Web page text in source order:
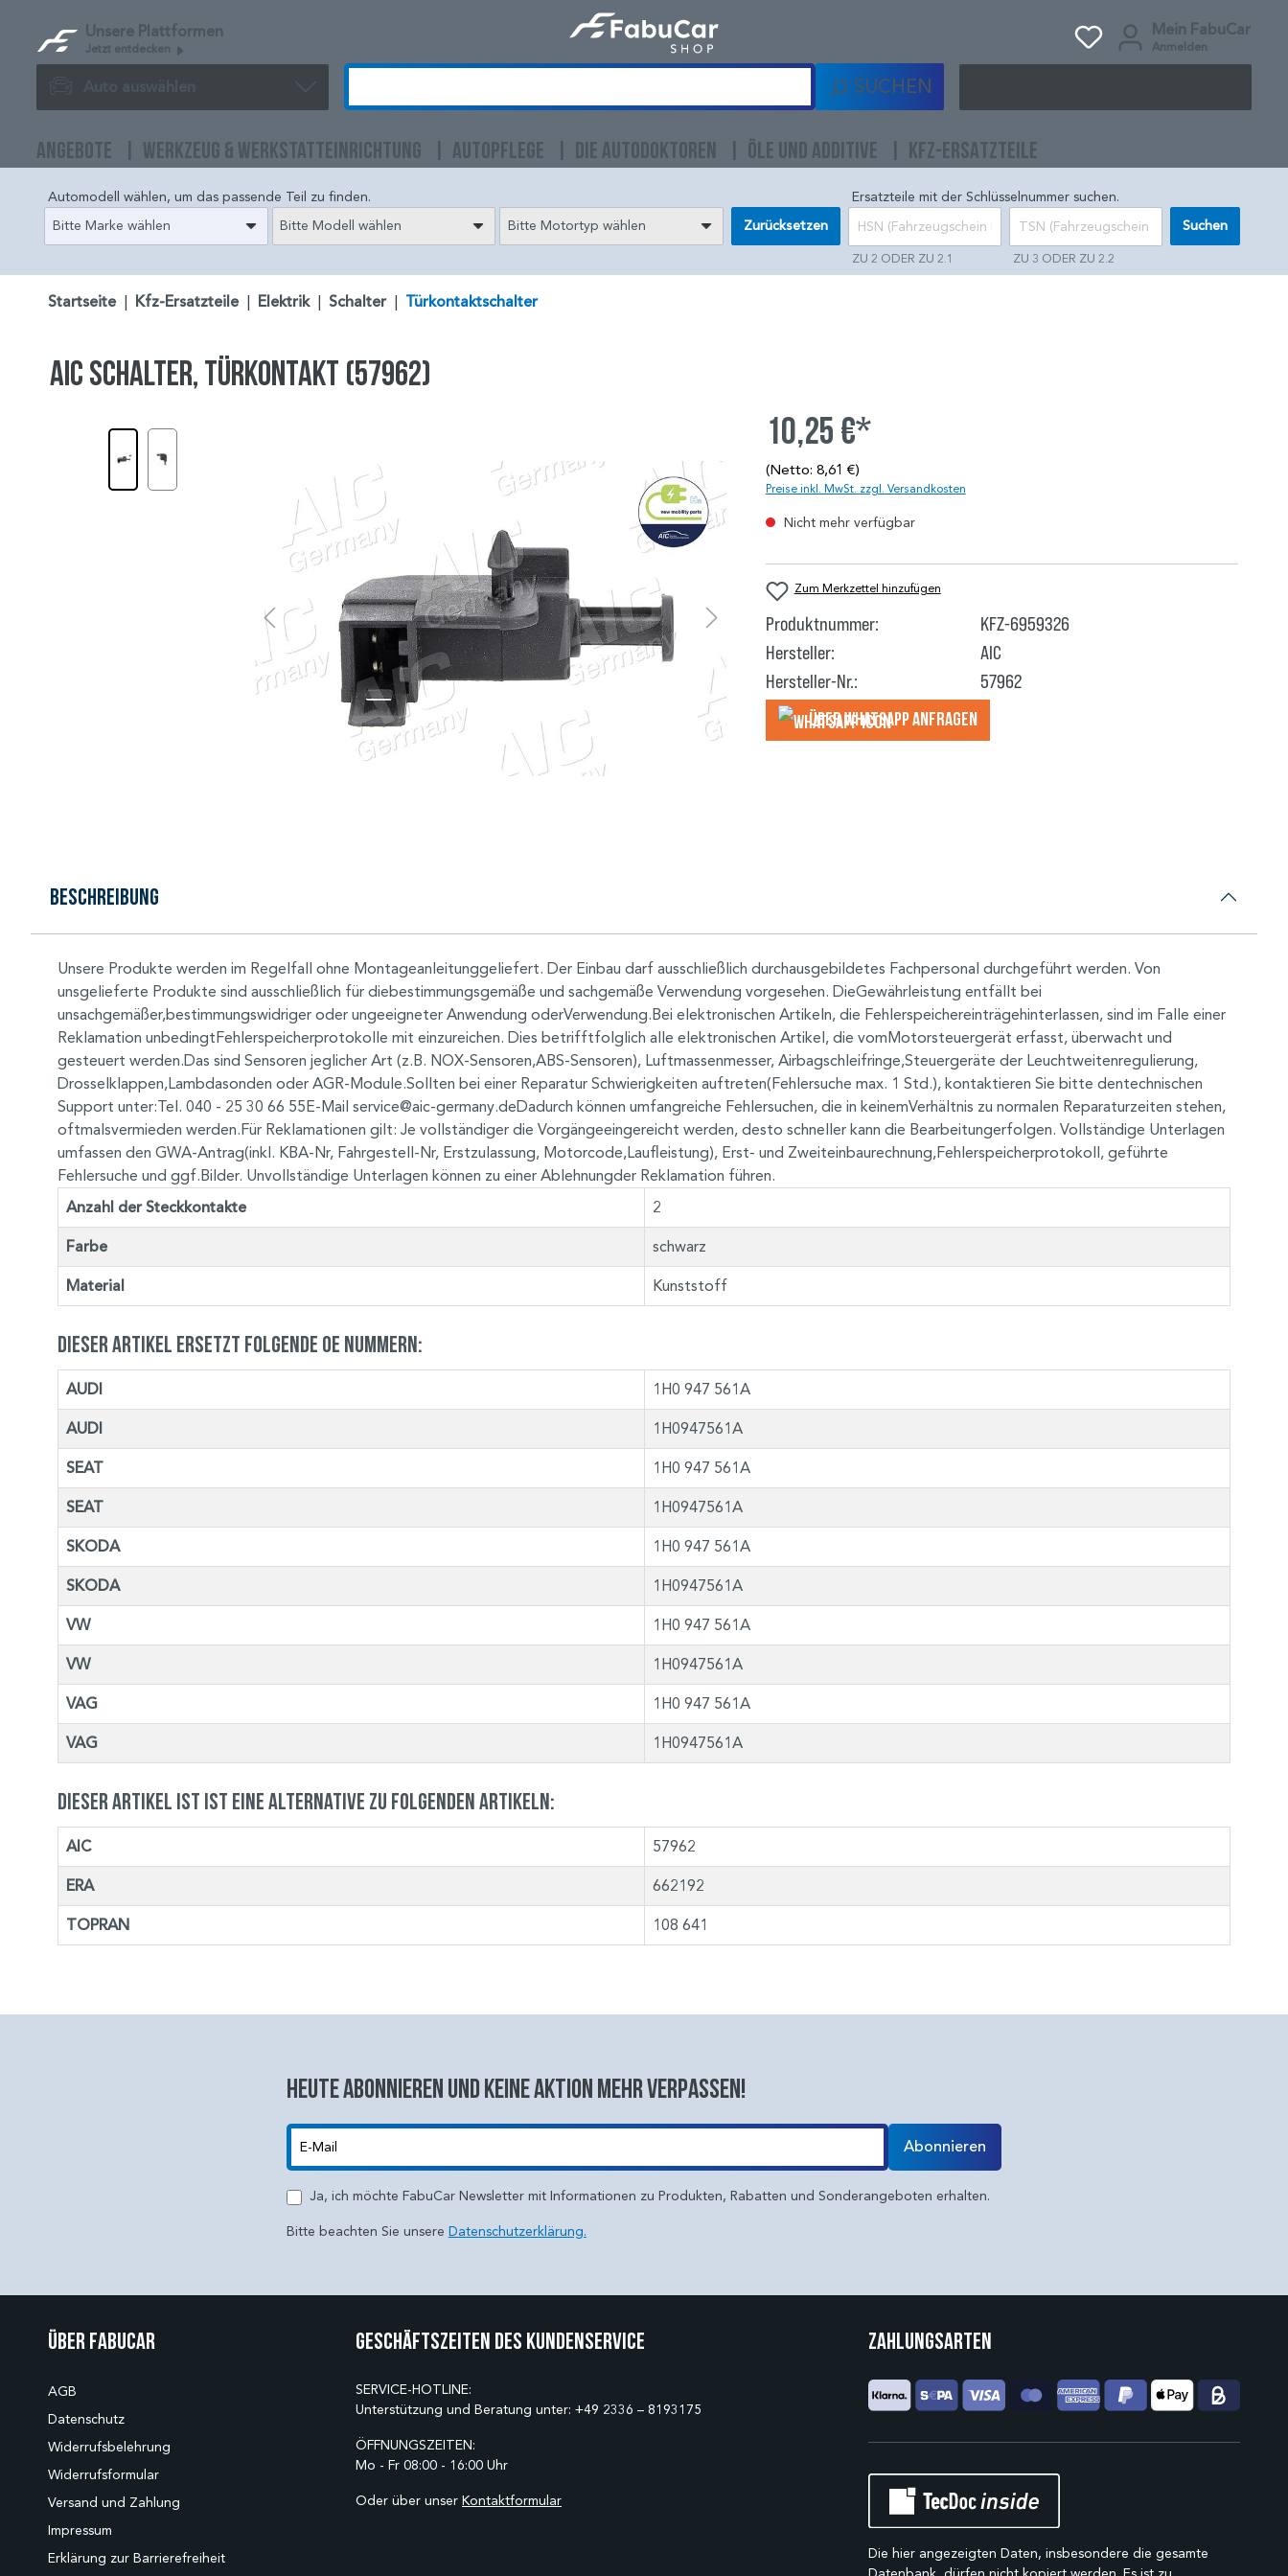
Unsere Plattformen
Jetzt entdecken
Mein FabuCar
Anmelden
Auto auswählen SUCHEN
ANGEBOTE WERKZEUG & WERKSTATTEINRICHTUNG AUTOPFLEGE DIE AUTODOKTOREN ÖLE UND ADDITIVE KFZ-ERSATZTEILE
Automodell wählen, um das passende Teil zu finden.
Bitte Marke wählen
Bitte Modell wählen Bitte Motortyp wählen Zurücksetzen
Ersatzteile mit der Schlüsselnummer suchen.
ZU 2 ODER ZU 2.1 ZU 3 ODER ZU 2.2
Suchen
Startseite Kfz-Ersatzteile Elektrik Schalter Türkontaktschalter
AIC Schalter, Türkontakt (57962)
10,25 €*
(Netto: 8,61 €)
Preise inkl. MwSt. zzgl. Versandkosten
Nicht mehr verfügbar
Zum Merkzettel hinzufügen
Produktnummer:
KFZ-6959326
Hersteller:
AIC
Hersteller-Nr.:
57962
Über WhatsApp anfragеn
Beschreibung
Unsere Produkte werden im Regelfall ohne Montageanleitunggeliefert. Der Einbau darf ausschließlich durchausgebildetes Fachpersonal durchgeführt werden. Von
unsgelieferte Produkte sind ausschließlich für diebestimmungsgemäße und sachgemäße Verwendung vorgesehen. DieGewährleistung entfällt bei
unsachgemäßer,bestimmungswidriger oder ungeeigneter Anwendung oderVerwendung.Bei elektronischen Artikeln, die Fehlerspeichereinträgehinterlassen, sind im Falle einer
Reklamation unbedingtFehlerspeicherprotokolle mit einzureichen. Dies betrifftfolglich alle elektronischen Artikel, die vomMotorsteuergerät erfasst, überwacht und
gesteuert werden.Das sind Sensoren jeglicher Art (z.B. NOX-Sensoren,ABS-Sensoren), Luftmassenmesser, Airbagschleifringe,Steuergeräte der Leuchtweitenregulierung,
Drosselklappen,Lambdasonden oder AGR-Module.Sollten bei einer Reparatur Schwierigkeiten auftreten(Fehlersuche max. 1 Std.), kontaktieren Sie bitte dentechnischen
Support unter:Tel. 040 - 25 30 66 55E-Mail service@aic-germany.deDadurch können umfangreiche Fehlersuchen, die in keinemVerhältnis zu normalen Reparaturzeiten stehen,
oftmalsvermieden werden.Für Reklamationen gilt: Je vollständiger die Vorgängeeingereicht werden, desto schneller kann die Bearbeitungerfolgen. Vollständige Unterlagen
umfassen den GWA-Antrag(inkl. KBA-Nr, Fahrgestell-Nr, Erstzulassung, Motorcode,Laufleistung), Erst- und Zweiteinbaurechnung,Fehlerspeicherprotokoll, geführte
Fehlersuche und ggf.Bilder. Unvollständige Unterlagen können zu einer Ablehnungder Reklamation führen.
Anzahl der Steckkontakte 2
Farbe schwarz
Material Kunststoff
Dieser Artikel ersetzt folgende OE Nummern:
AUDI 1H0 947 561A
AUDI 1H0947561A
SEAT 1H0 947 561A
SEAT 1H0947561A
SKODA 1H0 947 561A
SKODA 1H0947561A
VW 1H0 947 561A
VW 1H0947561A
VAG 1H0 947 561A
VAG 1H0947561A
Dieser Artikel ist ist eine Alternative zu folgenden Artikeln:
AIC 57962
ERA 662192
TOPRAN 108 641
Heute abonnieren und keine aktion mehr verpassen!
Abonnieren
Ja, ich möchte FabuCar Newsletter mit Informationen zu Produkten, Rabatten und Sonderangeboten erhalten.
Bitte beachten Sie unsere Datenschutzerklärung.
Über Fabucar
AGB
Datenschutz
Widerrufsbelehrung
Widerrufsformular
Versand und Zahlung
Impressum
Erklärung zur Barrierefreiheit
Geschäftszeiten des Kundenservice
SERVICE-HOTLINE:
Unterstützung und Beratung unter: +49 2336 – 8193175
ÖFFNUNGSZEITEN:
Mo - Fr 08:00 - 16:00 Uhr
Oder über unser Kontaktformular
Zahlungsarten
Die hier angezeigten Daten, insbesondere die gesamte